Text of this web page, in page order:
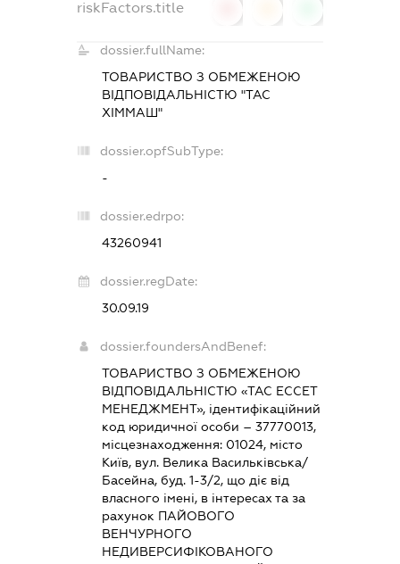
riskFactors.title
dossier.fullName:
ТОВАРИСТВО З ОБМЕЖЕНОЮ
ВІДПОВІДАЛЬНІСТЮ "ТАС
ХІММАШ"
dossier.opfSubType:
-
dossier.edrpo:
43260941
dossier.regDate:
30.09.19
dossier.foundersAndBenef:
ТОВАРИСТВО З ОБМЕЖЕНОЮ
ВІДПОВІДАЛЬНІСТЮ «ТАС ЕССЕТ
МЕНЕДЖМЕНТ», ідентифікаційний
код юридичної особи – 37770013,
місцезнаходження: 01024, місто
Київ, вул. Велика Васильківська/
Басейна, буд. 1-3/2, що діє від
власного імені, в інтересах та за
рахунок ПАЙОВОГО
ВЕНЧУРНОГО
НЕДИВЕРСИФІКОВАНОГО